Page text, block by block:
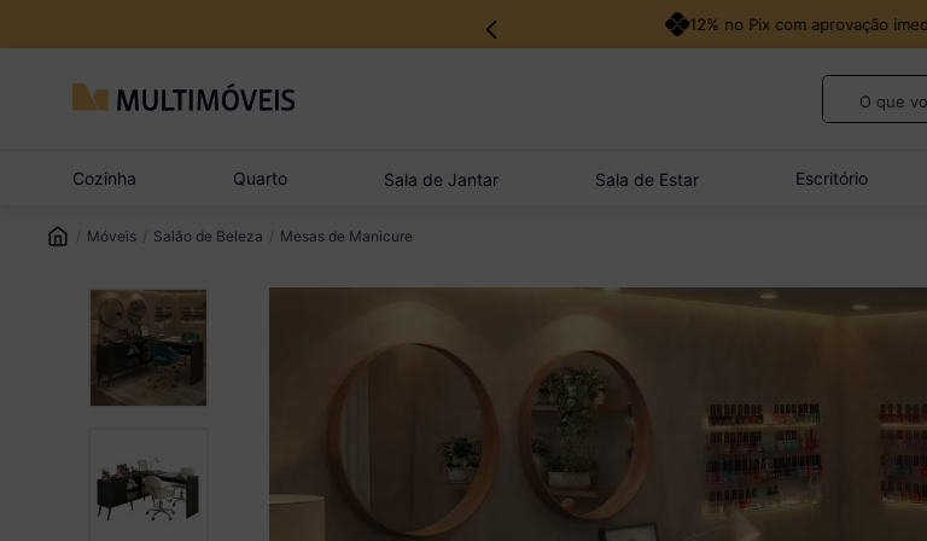
12% no Pix com aprovação
O que
Cozinha Quarto Sala de Jantar Sala de Estar Escritório
Móveis Salão de Beleza Mesas de Manicure
4º
veneza